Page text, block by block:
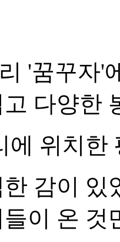
'꿈꾸자'
다양한
에 위치한
감이 있
이 온 것